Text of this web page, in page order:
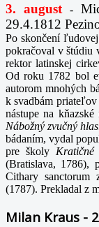
3. august -
29.4.1812
Po skončení
pokračoval v štúdiu
rektor latinskej
Od roku 1782 bol
autorom mnohých
k svadbám priateľov
nástupe na
Nábožný zvučný
bádaním, vydal
pre školy
(Bratislava, 1786),
Cithary
(1787). Prekladal z
Milan Kraus -